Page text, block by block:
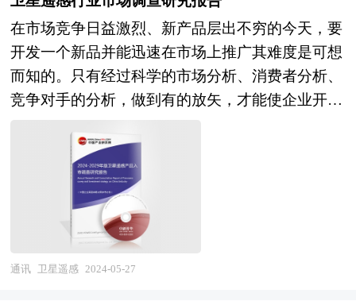
能化的发展技术，将给显示带来更多的施展空间。
LED透明屏具有透光性，安装在户外，保证室内的
阳光；同时，从外观上看，透明的显示屏呈现给人
一种时尚科技感，当显示屏亮起时，则能呈现多彩
内容；当显示屏灯灭时，则是一块玻璃外墙，干净
与建筑体融合时，能够增添城市建筑的观赏魅力，
因此，LED透明屏更加贴合现在城市户外广告美化
的要求。况且，建筑大面积应用LED透明屏时，其
呈现的视觉效果相当震撼，更有可能成为当地的地
标以及旅游热点，促进当地旅游经济的发展。除此
之外，LED透明屏相对能够节省能耗，赋能环保，
在市场竞争日益激烈、新产品层出不穷的今天，要
开发一个新品并能迅速在市场上推广其难度是可想
而知的。只有经过科学的市场分析、消费者分析、
竞争对手的分析，做到有的放矢，才能使企业开发
的新产品立于不败之地。企业在新产品入市前需要
对相关产品的市场做整体分析，了解竞争对手的市
场状况，了解消费者的消费状况，给新产品找准市
场切入点，实现企业预期目标。中研普华通过多个
新产品上市调查项目的研究，对新品上市前企业找
准市场定位和产品定位有着全新的认识。中研普华
针对不同客户需求度身定做不同的研究解决方案。
通讯 卫星遥感 2024-05-27